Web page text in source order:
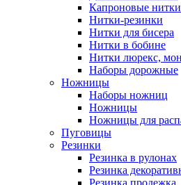
Капроновые нитки
Нитки-резинки
Нитки для бисера
Нитки в бобине
Нитки люрекс,
Наборы дорожные
Ножницы
Наборы ножниц
Ножницы
Ножницы для
Пуговицы
Резинки
Резинка в рулонах
Резинка
Резинка продежка